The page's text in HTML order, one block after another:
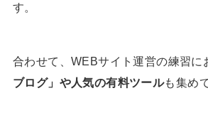
す。
合わせて、WEBサイト運営の練習に
ブログ」や人気の有料ツールも集め